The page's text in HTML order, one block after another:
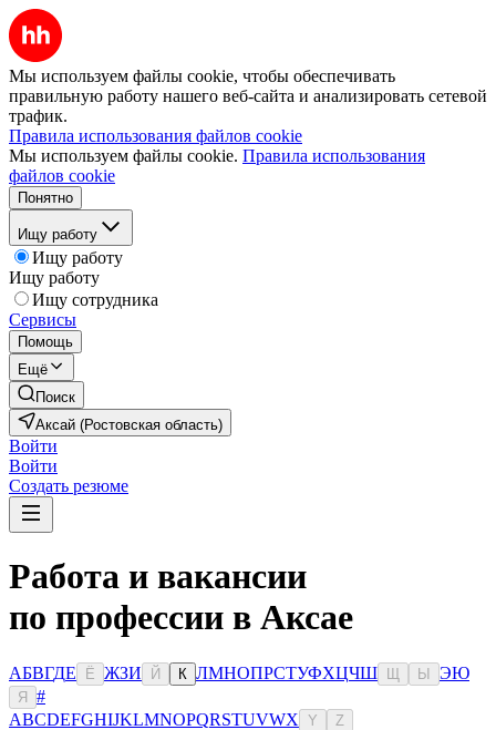
Мы используем файлы cookie, чтобы обеспечивать
правильную работу нашего веб-сайта и анализировать сетевой
трафик.
Правила использования файлов cookie
Мы используем файлы cookie. Правила использования
файлов cookie
Понятно
Ищу работу
Ищу работу
Ищу работу
Ищу сотрудника
Сервисы
Помощь
Ещё
Поиск
Аксай (Ростовская область)
Войти
Войти
Создать резюме
Работа и вакансии
по профессии в Аксае
АБВГДЕ Ё ЖЗИ Й К ЛМНОПРСТУФХЦЧШ Ы ЭЮ
Я
#
ABCDEFGHIJKLMNOPQRSTUVWX Y Z